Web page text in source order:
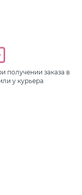
получении заказа в
у курьера